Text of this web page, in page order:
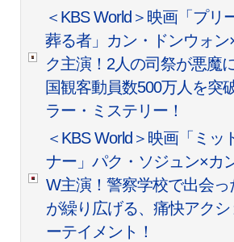
＜KBS World＞映画「プリ
葬る者」カン・ドンウォン
ク主演！2人の司祭が悪魔
国観客動員数500万人を突
ラー・ミステリー！
＜KBS World＞映画「ミッ
ナー」パク・ソジュン×カ
W主演！警察学校で出会
が繰り広げる、痛快アク
ーテイメント！